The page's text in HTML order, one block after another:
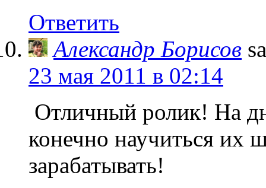
Ответить
Александр Борисов
23 мая 2011 в 02:14
Отличный ролик! На
конечно научиться их
зарабатывать!